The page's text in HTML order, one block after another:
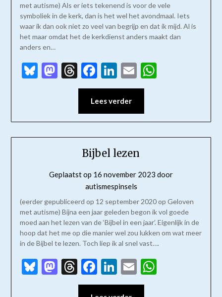
met autisme) Als er iets tekenend is voor de vele
symboliek in de kerk, dan is het wel het avondmaal. Iets
waar ik dan ook niet zo veel van begrijp en dat ik mijd. Al is
het maar omdat het de kerkdienst anders maakt dan
anders en…
Bluesky
Mastodon
Threads
Facebook
LinkedIn
Email
Lees verder
Bijbel lezen
Geplaatst op 16 november 2023 door
autismespinsels
(eerder gepubliceerd op 12 september 2020 op Geloven
met autisme) Bijna een jaar geleden begon ik vol goede
moed aan het lezen van de ‘Bijbel in een jaar’. Eigenlijk in de
hoop dat het me op die manier wel zou lukken om wat meer
in de Bijbel te lezen. Toch liep ik al snel vast….
Bluesky
Mastodon
Threads
Facebook
LinkedIn
Email